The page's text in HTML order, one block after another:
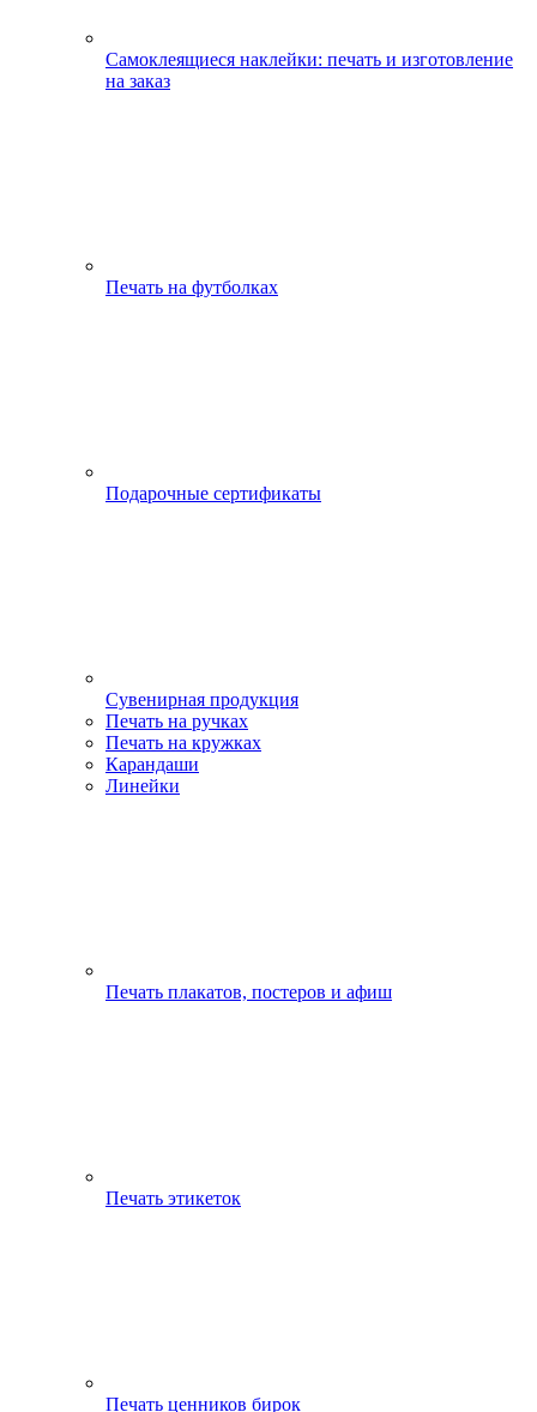
Самоклеящиеся наклейки: печать и изготовление
на заказ
Печать на футболках
Подарочные сертификаты
Сувенирная продукция
Печать на ручках
Печать на кружках
Карандаши
Линейки
Печать плакатов, постеров и афиш
Печать этикеток
Печать ценников бирок